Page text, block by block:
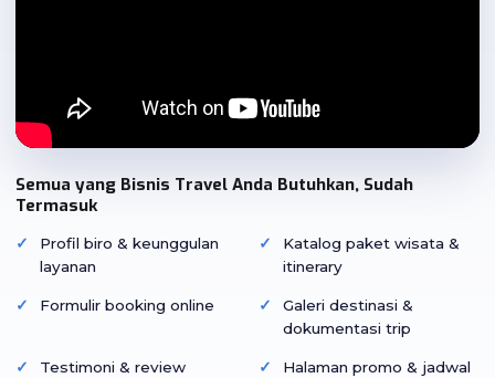
Semua yang Bisnis Travel Anda Butuhkan, Sudah
Termasuk
Profil biro & keunggulan
layanan
Katalog paket wisata &
itinerary
Formulir booking online
Galeri destinasi &
dokumentasi trip
Testimoni & review
Halaman promo & jadwal